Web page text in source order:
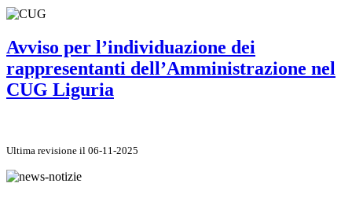
Avviso per l’individuazione dei
rappresentanti dell’Amministrazione nel
CUG Liguria
Ultima revisione il 06-11-2025